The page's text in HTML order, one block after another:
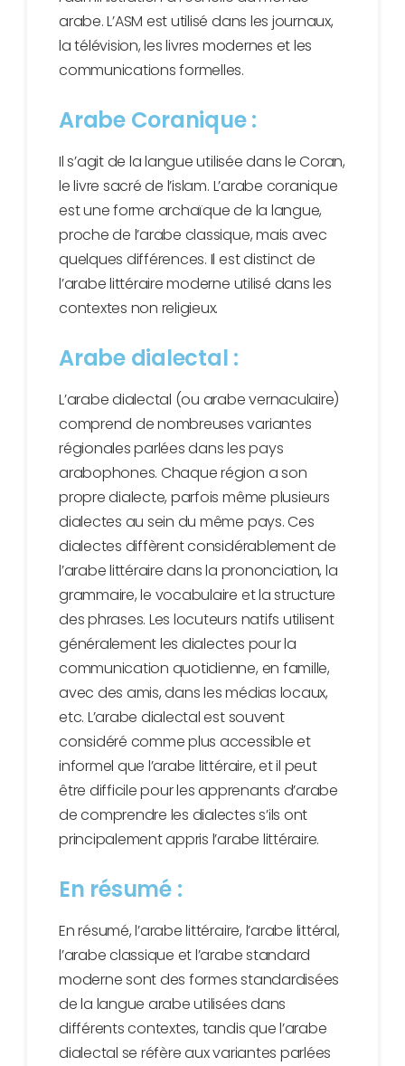
arabe. L’ASM est utilisé dans les journaux,
la télévision, les livres modernes et les
communications formelles.
Arabe Coranique :
Il s’agit de la langue utilisée dans le Coran,
le livre sacré de l’islam. L’arabe coranique
est une forme archaïque de la langue,
proche de l’arabe classique, mais avec
quelques différences. Il est distinct de
l’arabe littéraire moderne utilisé dans les
contextes non religieux.
Arabe dialectal :
L’arabe dialectal (ou arabe vernaculaire)
comprend de nombreuses variantes
régionales parlées dans les pays
arabophones. Chaque région a son
propre dialecte, parfois même plusieurs
dialectes au sein du même pays. Ces
dialectes diffèrent considérablement de
l’arabe littéraire dans la prononciation, la
grammaire, le vocabulaire et la structure
des phrases. Les locuteurs natifs utilisent
généralement les dialectes pour la
communication quotidienne, en famille,
avec des amis, dans les médias locaux,
etc. L’arabe dialectal est souvent
considéré comme plus accessible et
informel que l’arabe littéraire, et il peut
être difficile pour les apprenants d’arabe
de comprendre les dialectes s’ils ont
principalement appris l’arabe littéraire.
En résumé :
En résumé, l’arabe littéraire, l’arabe littéral,
l’arabe classique et l’arabe standard
moderne sont des formes standardisées
de la langue arabe utilisées dans
différents contextes, tandis que l’arabe
dialectal se réfère aux variantes parlées